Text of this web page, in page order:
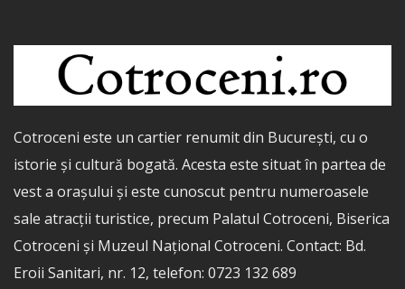
Cotroceni este un cartier renumit din București, cu o
istorie și cultură bogată. Acesta este situat în partea de
vest a orașului și este cunoscut pentru numeroasele
sale atracții turistice, precum Palatul Cotroceni, Biserica
Cotroceni și Muzeul Național Cotroceni. Contact: Bd.
Eroii Sanitari, nr. 12, telefon: 0723 132 689